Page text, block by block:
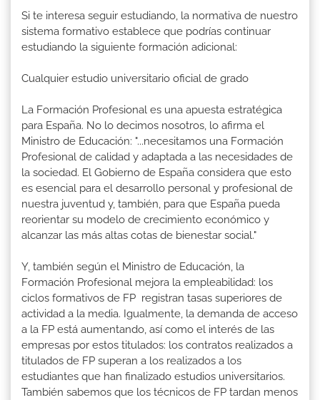
Si te interesa seguir estudiando, la normativa de nuestro
sistema formativo establece que podrías continuar
estudiando la siguiente formación adicional:
Cualquier estudio universitario oficial de grado
La Formación Profesional es una apuesta estratégica
para España. No lo decimos nosotros, lo afirma el
Ministro de Educación: "...necesitamos una Formación
Profesional de calidad y adaptada a las necesidades de
la sociedad. El Gobierno de España considera que esto
es esencial para el desarrollo personal y profesional de
nuestra juventud y, también, para que España pueda
reorientar su modelo de crecimiento económico y
alcanzar las más altas cotas de bienestar social."
Y, también según el Ministro de Educación, la
Formación Profesional mejora la empleabilidad: los
ciclos formativos de FP registran tasas superiores de
actividad a la media. Igualmente, la demanda de acceso
a la FP está aumentando, así como el interés de las
empresas por estos titulados: los contratos realizados a
titulados de FP superan a los realizados a los
estudiantes que han finalizado estudios universitarios.
También sabemos que los técnicos de FP tardan menos